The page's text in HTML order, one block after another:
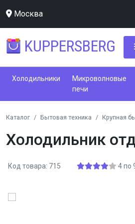
Москва
KUPPERSBERG
Холодильники
Микроволновые
печи
Каталог Бытовая техника Крупная
Холодильник
Код товара: 715 4по